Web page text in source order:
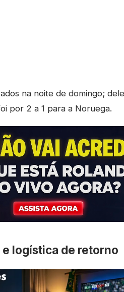
na noite de domingo;
por 2 a 1 para a Noruega.
logística de retorno